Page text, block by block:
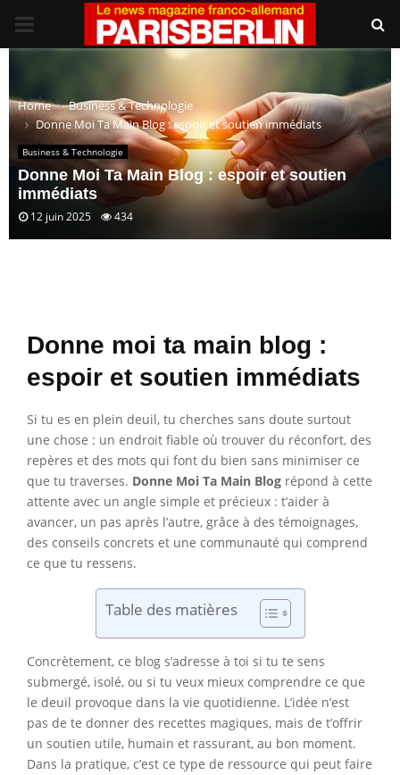
PRIMARY
Home
Business & Technologie
Donne Moi Ta Main Blog : espoir et soutien immédiats
Business & Technologie
Donne Moi Ta Main Blog : espoir et soutien
immédiats
12 juin 2025 434
Donne moi ta main blog :
espoir et soutien immédiats
Si tu es en plein deuil, tu cherches sans doute surtout
une chose : un endroit fiable où trouver du réconfort, des
repères et des mots qui font du bien sans minimiser ce
que tu traverses. Donne Moi Ta Main Blog répond à cette
attente avec un angle simple et précieux : t’aider à
avancer, un pas après l’autre, grâce à des témoignages,
des conseils concrets et une communauté qui comprend
ce que tu ressens.
Table des matières
Concrètement, ce blog s’adresse à toi si tu te sens
submergé, isolé, ou si tu veux mieux comprendre ce que
le deuil provoque dans la vie quotidienne. L’idée n’est
pas de te donner des recettes magiques, mais de t’offrir
un soutien utile, humain et rassurant, au bon moment.
Dans la pratique, c’est ce type de ressource qui peut faire